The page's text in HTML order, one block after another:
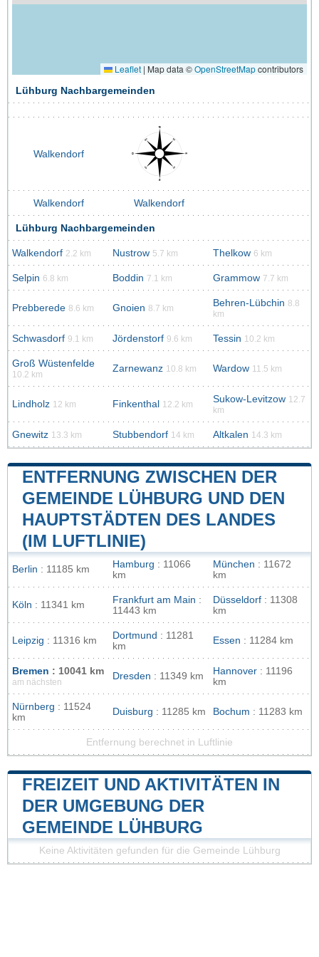
Leaflet | Map data ©OpenStreetMapcontributors
Lühburg Nachbargemeinden
Walkendorf
Walkendorf Walkendorf
Lühburg Nachbargemeinden
Walkendorf 2.2 km Nustrow 5.7 km Thelkow 6 km
Selpin 6.8 km Boddin 7.1 km Grammow 7.7 km
Prebberede 8.6 km Gnoien 8.7 km Behren-Lübchin 8.8
km
Schwasdorf 9.1 km Jördenstorf 9.6 km Tessin 10.2 km
Groß Wüstenfelde
10.2 km
Zarnewanz 10.8 km Wardow 11.5 km
Lindholz 12 km Finkenthal 12.2 km Sukow-Levitzow 12.7
km
Gnewitz 13.3 km Stubbendorf 14 km Altkalen 14.3 km
ENTFERNUNG ZWISCHEN DER
GEMEINDE LÜHBURG UND DEN
HAUPTSTÄDTEN DES LANDES
(IM LUFTLINIE)
Berlin : 11185 km Hamburg : 11066
km
München : 11672
km
Köln : 11341 km Frankfurt am Main :
11443 km
Düsseldorf : 11308
km
Leipzig : 11316 km Dortmund : 11281
km
Essen : 11284 km
Bremen : 10041 km
am nächsten
Dresden : 11349 km Hannover : 11196
km
Nürnberg : 11524
km
Duisburg : 11285 km Bochum : 11283 km
Entfernung berechnet in Luftlinie
FREIZEIT UND AKTIVITÄTEN IN
DER UMGEBUNG DER
GEMEINDE LÜHBURG
Keine Aktivitäten gefunden für die Gemeinde Lühburg